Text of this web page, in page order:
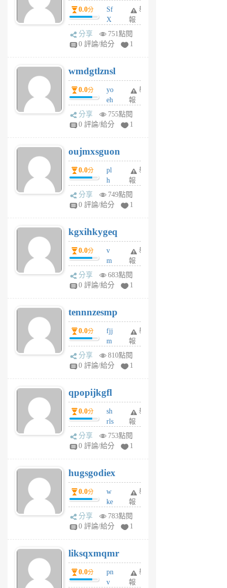
前
dY0.0分
Sf
X
Pe
Jc
R
P
m
v
A
V
個
月
前
舉
報
分享
751點閱
0 評論/給分
1
wmdgtlznsl
0.0分
yo
eh
ld
gy
個
月
前
舉
報
分享
755點閱
0 評論/給分
1
oujmxsguon
0.0分
pl
h
wi
w
6
個
月
前
舉
報
分享
749點閱
0 評論/給分
1
kgxihkygeq
0.0分
v
m
sg
sr
6
個
月
前
舉
報
分享
683點閱
0 評論/給分
1
tennnzesmp
0.0分
fjj
m
w
rs
6
個
月
前
舉
報
分享
810點閱
0 評論/給分
1
qpopijkgfl
0.0分
sh
rls
k
m
6
個
月
前
舉
報
分享
753點閱
0 評論/給分
1
hugsgodiex
0.0分
w
ke
rv
pj
6
個
月
前
舉
報
分享
783點閱
0 評論/給分
1
liksqxmqmr
0.0分
pn
v
舉
報